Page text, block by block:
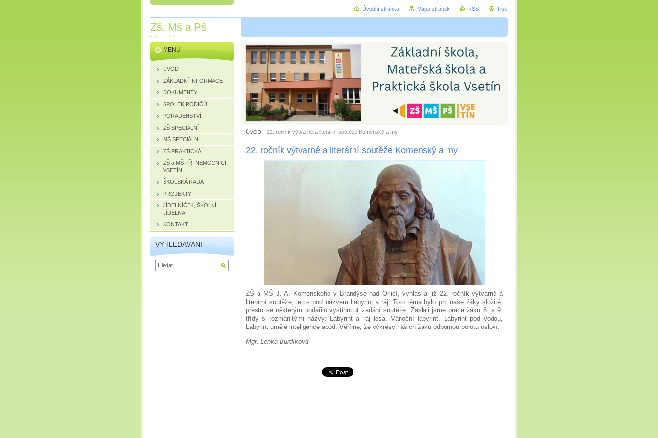
Zš, Mš a Pš
Vsetín
ÚVOD | 22. ročník výtvarné a literární soutěže Komenský a my
22. ročník výtvarné a literární soutěže Komenský a my
ZŠ a MŠ J. A. Komenského v Brandýse nad Orlicí, vyhlásila již 22. ročník výtvarné a
literární soutěže, letos pod názvem Labyrint a ráj. Toto téma bylo pro naše žáky složité,
přesto se některým podařilo vystihnout zadání soutěže. Zaslali jsme práce žáků 6. a 9.
třídy s rozmanitými názvy: Labyrint a ráj lesa, Vánoční labyrint, Labyrint pod vodou,
Labyrint umělé inteligence apod. Věříme, že výkresy našich žáků odbornou porotu osloví.
Mgr. Lenka Burdíková
MENU
ÚVOD
ZÁKLADNÍ INFORMACE
DOKUMENTY
SPOLEK RODIČŮ
PORADENSTVÍ
ZŠ SPECIÁLNÍ
MŠ SPECIÁLNÍ
ZŠ PRAKTICKÁ
ZŠ a MŠ PŘI NEMOCNICI
VSETÍN
ŠKOLSKÁ RADA
PROJEKTY
JÍDELNÍČEK, ŠKOLNÍ
JÍDELNA
KONTAKT
VYHLEDÁVÁNÍ
Úvodní stránka Mapa stránek RSS Tisk